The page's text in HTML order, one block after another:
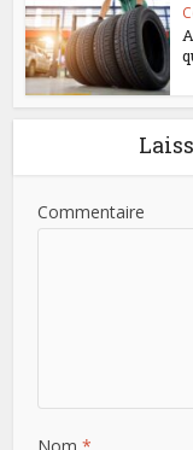
Commentaire
Nom*